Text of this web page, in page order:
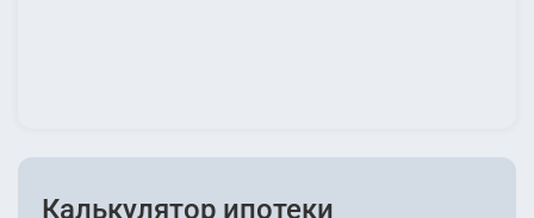
Калькулятор ипотеки